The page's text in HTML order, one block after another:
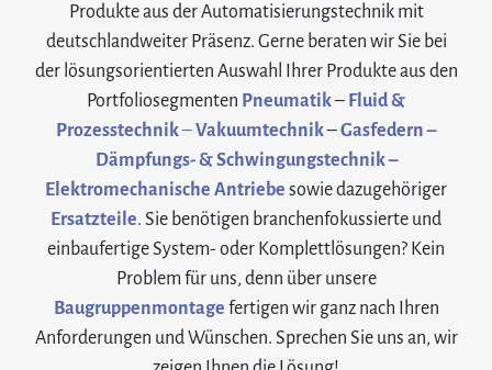
Produkte aus der Automatisierungstechnik mit
deutschlandweiter Präsenz. Gerne beraten wir Sie bei
der lösungsorientierten Auswahl Ihrer Produkte aus den
Portfoliosegmenten Pneumatik– Fluid &
Prozesstechnik–Vakuumtechnik–Gasfedern –
Dämpfungs- & Schwingungstechnik –
Elektromechanische Antriebe sowie dazugehöriger
Ersatzteile. Sie benötigen branchenfokussierte und
einbaufertige System- oder Komplettlösungen? Kein
Problem für uns, denn über unsere
Baugruppenmontage fertigen wir ganz nach Ihren
Anforderungen und Wünschen. Sprechen Sie uns an, wir